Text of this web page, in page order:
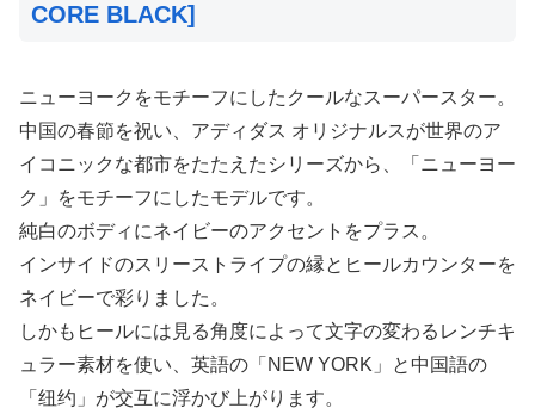
CORE BLACK]
ニューヨークをモチーフにしたクールなスーパースター。
中国の春節を祝い、アディダス オリジナルスが世界のア
イコニックな都市をたたえたシリーズから、「ニューヨー
ク」をモチーフにしたモデルです。
純白のボディにネイビーのアクセントをプラス。
インサイドのスリーストライプの縁とヒールカウンターを
ネイビーで彩りました。
しかもヒールには見る角度によって文字の変わるレンチキ
ュラー素材を使い、英語の「NEW YORK」と中国語の
「纽约」が交互に浮かび上がります。